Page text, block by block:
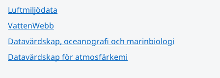
Luftmiljödata
VattenWebb
Datavärdskap, oceanografi och marinbiologi
Datavärdskap för atmosfärkemi